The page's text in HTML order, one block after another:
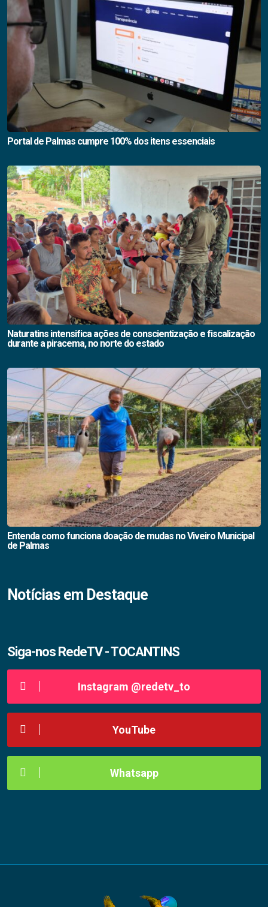
Portal de Palmas cumpre 100% dos itens essenciais
Naturatins intensifica ações de conscientização e fiscalização
durante a piracema, no norte do estado
Entenda como funciona doação de mudas no Viveiro Municipal
de Palmas
Notícias em Destaque
Siga-nos RedeTV - TOCANTINS
Instagram @redetv_to
YouTube
Whatsapp